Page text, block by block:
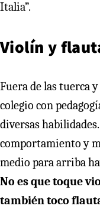
Italia”.
Violín y
Fuera de las tuerca
colegio con
diversas
comportamiento y
medio para arriba
No es que toque
también toco